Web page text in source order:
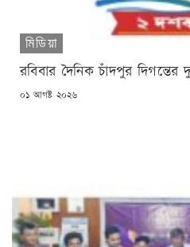
মিডিয়া
রবিবার দৈনিক চাঁদপুর
POSTED
০১ আগষ্ট ২০২৬